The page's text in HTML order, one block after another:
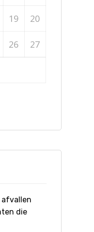
19 20
26 27
afvallen
die